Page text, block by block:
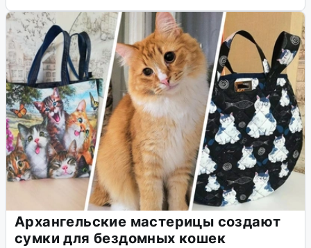
Архангельские мастерицы создают
сумки для бездомных кошек